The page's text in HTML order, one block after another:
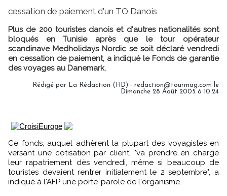
cessation de paiement d'un TO Danois
Plus de 200 touristes danois et d'autres nationalités sont
bloqués en Tunisie après que le tour opérateur
scandinave Medholidays Nordic se soit déclaré vendredi
en cessation de paiement, a indiqué le Fonds de garantie
des voyages au Danemark.
Rédigé par La Rédaction (HD) - redaction@tourmag.com le
Dimanche 28 Août 2005 à 10:24
Ce fonds, auquel adhèrent la plupart des voyagistes en
versant une cotisation par client, "va prendre en charge
leur rapatriement dès vendredi, même si beaucoup de
touristes devaient rentrer initialement le 2 septembre", a
indiqué à l'AFP une porte-parole de l'organisme.